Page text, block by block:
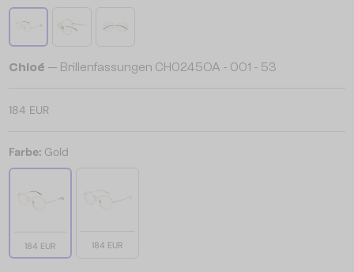
Chloé — Brillenfassungen CH0245OA - 001 - 53
184 EUR
Farbe: Gold
184 EUR 184 EUR